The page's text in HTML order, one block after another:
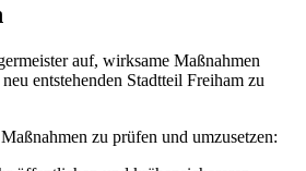
auf, wirksame Maßnahmen
entstehenden Stadtteil Freiham zu
zu prüfen und umzusetzen: